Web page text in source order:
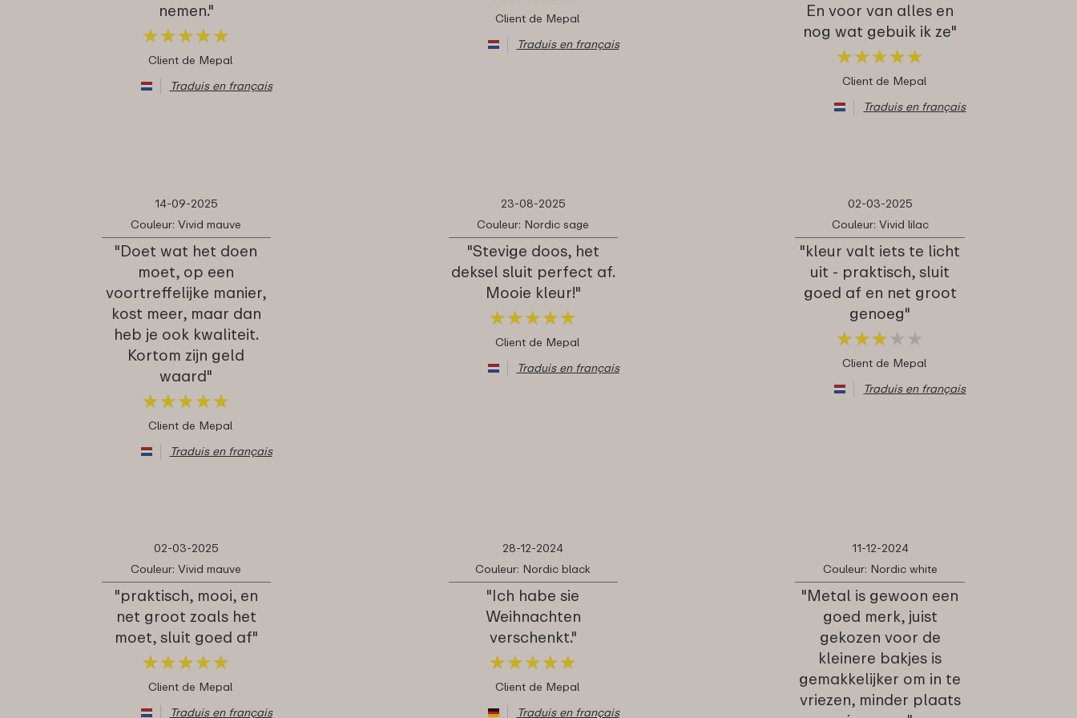
nemen."
★★★★★
★★★★★
Client de Mepal
Traduis en français
Client de Mepal
Traduis en français
En voor van alles en
nog wat gebuik ik ze"
★★★★★
★★★★★
Client de Mepal
Traduis en français
14-09-2025
Couleur: Vivid mauve
"Doet wat het doen
moet, op een
voortreffelijke manier,
kost meer, maar dan
heb je ook kwaliteit.
Kortom zijn geld
waard"
★★★★★
★★★★★
Client de Mepal
Traduis en français
23-08-2025
Couleur: Nordic sage
"Stevige doos, het
deksel sluit perfect af.
Mooie kleur!"
★★★★★
★★★★★
Client de Mepal
Traduis en français
02-03-2025
Couleur: Vivid lilac
"kleur valt iets te licht
uit - praktisch, sluit
goed af en net groot
genoeg"
★★★ ★ ★
★★★ ★ ★
Client de Mepal
Traduis en français
02-03-2025
Couleur: Vivid mauve
"praktisch, mooi, en
net groot zoals het
moet, sluit goed af"
★★★★★
★★★★★
Client de Mepal
Traduis en français
28-12-2024
Couleur: Nordic black
"Ich habe sie
Weihnachten
verschenkt."
★★★★★
★★★★★
Client de Mepal
Traduis en français
11-12-2024
Couleur: Nordic white
"Metal is gewoon een
goed merk, juist
gekozen voor de
kleinere bakjes is
gemakkelijker om in te
vriezen, minder plaats